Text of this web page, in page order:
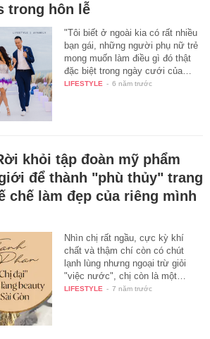
trong hôn lễ
"Tôi biết ở ngoài kia có rất nhiều
bạn gái, những người phụ nữ trẻ
mong muốn làm điều gì đó thật
đặc biệt trong ngày cưới của…
LIFESTYLE - 6 năm trước
khỏi tập đoàn mỹ phẩm
để thành "phù thủy" trang
chế làm đẹp của riêng mình
Nhìn chị rất ngầu, cực kỳ khí
chất và thậm chí còn có chút
lạnh lùng nhưng ngoại trừ giỏi
"việc nước", chị còn là một…
LIFESTYLE - 7 năm trước